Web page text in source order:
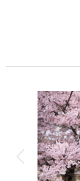
撮影料
着付け
アルバム
衣装追加
家族と撮影